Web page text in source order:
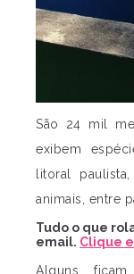
São 24 mil
exibem
litoral
animais, entre
Tudo o que
email. Clique
Alguns